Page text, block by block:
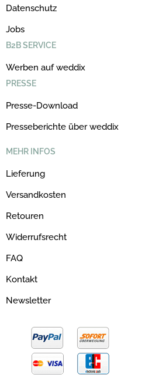
Datenschutz
Jobs
B2B SERVICE
Werben auf weddix
PRESSE
Presse-Download
Presseberichte über weddix
MEHR INFOS
Lieferung
Versandkosten
Retouren
Widerrufsrecht
FAQ
Kontakt
Newsletter